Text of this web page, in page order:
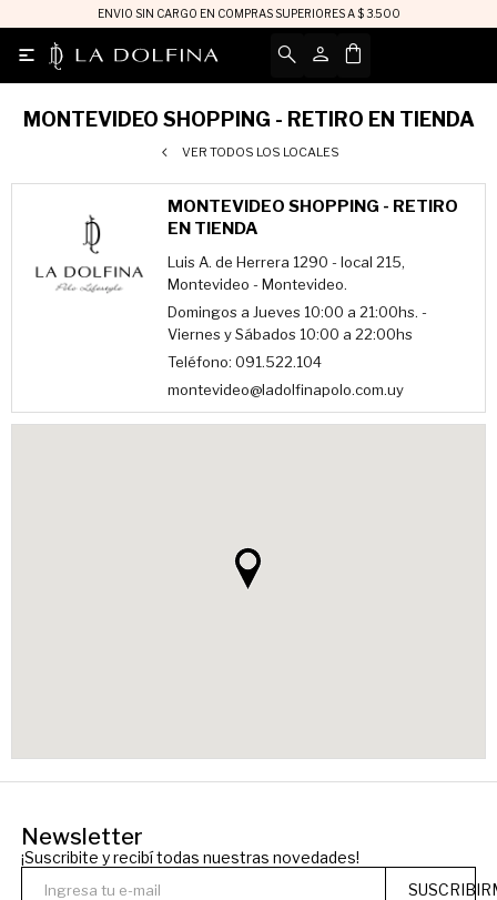
ENVIO SIN CARGO EN COMPRAS SUPERIORES A $ 3.500

MONTEVIDEO SHOPPING - RETIRO EN TIENDA
VER TODOS LOS LOCALES
MONTEVIDEO SHOPPING - RETIRO
EN TIENDA
Luis A. de Herrera 1290 - local 215,
Montevideo - Montevideo.
Domingos a Jueves 10:00 a 21:00hs. -
Viernes y Sábados 10:00 a 22:00hs
Teléfono: 091.522.104
montevideo@ladolfinapolo.com.uy
Newsletter
¡Suscribite y recibí todas nuestras novedades!